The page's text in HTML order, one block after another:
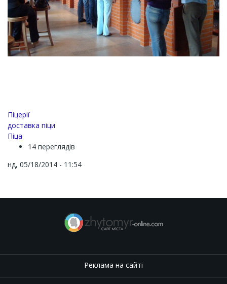
Піцерії
доставка піци
Піца
14 переглядів
нд, 05/18/2014 - 11:54
Реклама на сайті